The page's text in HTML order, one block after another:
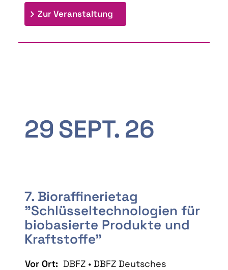
Zur Veranstaltung
29SEPT. 26
7. Bioraffinerietag
"Schlüsseltechnologien für
biobasierte Produkte und
Kraftstoffe"
Vor Ort: DBFZ • DBFZ Deutsches